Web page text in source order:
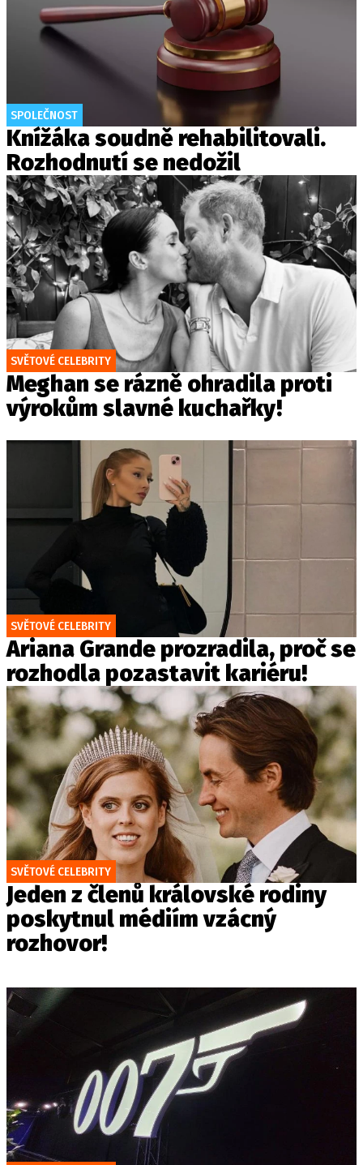
SPOLEČNOST
Knížáka soudně rehabilitovali.
Rozhodnutí se nedožil
SVĚTOVÉ CELEBRITY
Meghan se rázně ohradila proti
výrokům slavné kuchařky!
SVĚTOVÉ CELEBRITY
Ariana Grande prozradila, proč se
rozhodla pozastavit kariéru!
SVĚTOVÉ CELEBRITY
Jeden z členů královské rodiny
poskytnul médiím vzácný
rozhovor!